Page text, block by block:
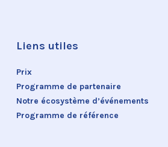
Liens utiles
Prix
Programme de partenaire
Notre écosystème d’événements
Programme de référence